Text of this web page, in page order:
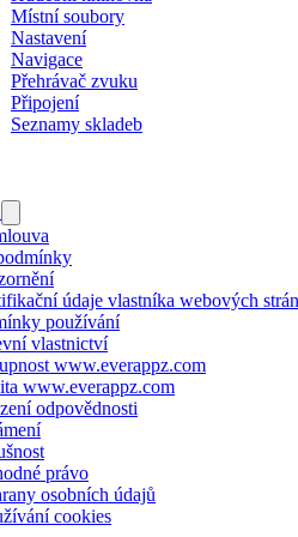
Místní soubory
Nastavení
Navigace
Přehrávač zvuku
Připojení
Seznamy skladeb
údaje vlastníka webových
používání
vlastnictví
www.everappz.com
www.everappz.com
odpovědnosti
právo
osobních údajů
cookies